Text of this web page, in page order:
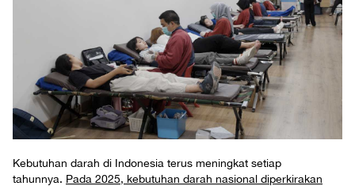
Kebutuhan darah di Indonesia terus meningkat setiap
tahunnya. Pada 2025, kebutuhan darah nasional diperkirakan